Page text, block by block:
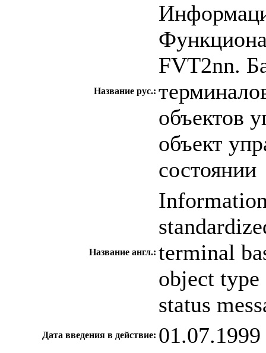
Название рус.:
FVT2nn.
объектов
объект
состоянии
Название англ.: terminal
object
status
Дата введения в действие: 01.07.1999